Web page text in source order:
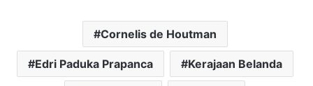
Cornelis de Houtman
Edri Paduka Prapanca Kerajaan Belanda